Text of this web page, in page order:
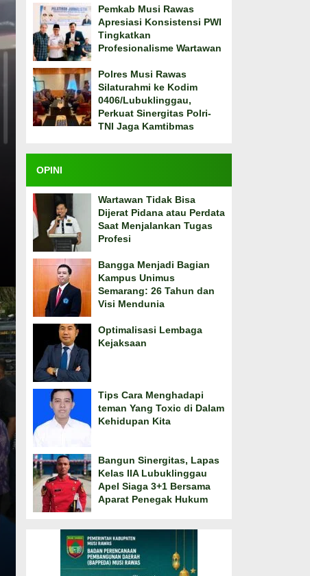
Pemkab Musi Rawas
Apresiasi Konsistensi PWI
Tingkatkan
Profesionalisme Wartawan
Polres Musi Rawas
Silaturahmi ke Kodim
0406/Lubuklinggau,
Perkuat Sinergitas Polri-
TNI Jaga Kamtibmas
OPINI
Wartawan Tidak Bisa
Dijerat Pidana atau Perdata
Saat Menjalankan Tugas
Profesi
Bangga Menjadi Bagian
Kampus Unimus
Semarang: 26 Tahun dan
Visi Mendunia
Optimalisasi Lembaga
Kejaksaan
Tips Cara Menghadapi
teman Yang Toxic di Dalam
Kehidupan Kita
Bangun Sinergitas, Lapas
Kelas IIA Lubuklinggau
Apel Siaga 3+1 Bersama
Aparat Penegak Hukum